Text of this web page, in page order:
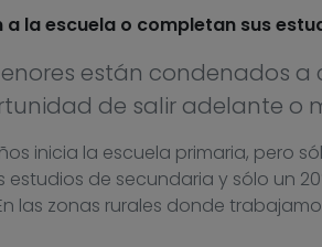
la escuela o completan sus
están condenados
de salir adelante o
inicia la escuela primaria, pero
estudios de secundaria y sólo un
las zonas rurales donde